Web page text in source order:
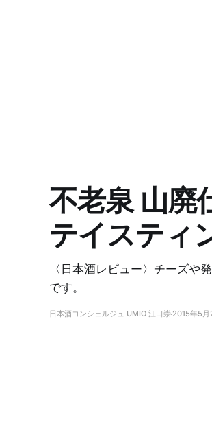
不老泉 山廃
テイスティ
〈日本酒レビュー〉チーズや
です。
日本酒コンシェルジュ UMIO 江口崇 2015年5月